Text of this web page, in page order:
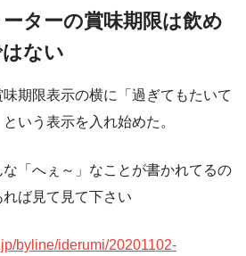
ターの賞味期限は飲め
ない
味期限表示の横に「過ぎてもたいて
いう表示を入れ始めた。
「へぇ～」なことが書かれてるの
ば見て見て下さい
byline/iderumi/20201102-